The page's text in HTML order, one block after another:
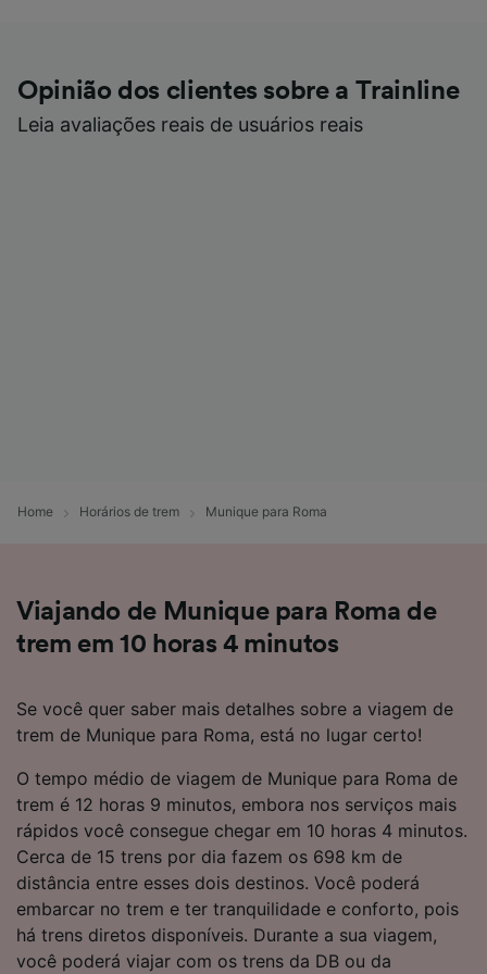
Opinião dos clientes sobre a Trainline
Leia avaliações reais de usuários reais
Home Horários de trem Munique para Roma
Viajando de Munique para Roma de
trem em 10 horas 4 minutos
Se você quer saber mais detalhes sobre a viagem de
trem de Munique para Roma, está no lugar certo!
O tempo médio de viagem de Munique para Roma de
trem é 12 horas 9 minutos, embora nos serviços mais
rápidos você consegue chegar em 10 horas 4 minutos.
Cerca de 15 trens por dia fazem os 698 km de
distância entre esses dois destinos. Você poderá
embarcar no trem e ter tranquilidade e conforto, pois
há trens diretos disponíveis. Durante a sua viagem,
você poderá viajar com os trens da DB ou da